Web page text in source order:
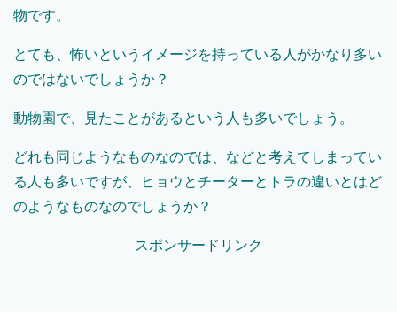
物です。
とても、怖いというイメージを持っている人がかなり多い
のではないでしょうか？
動物園で、見たことがあるという人も多いでしょう。
どれも同じようなものなのでは、などと考えてしまってい
る人も多いですが、ヒョウとチーターとトラの違いとはど
のようなものなのでしょうか？
スポンサードリンク